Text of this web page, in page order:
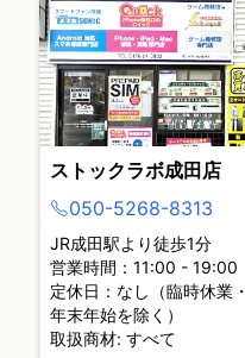
ストックラボ成田店
050-5268-8313
JR成田駅より徒歩1分
営業時間：11:00 - 19:00
定休日：なし（臨時休業・
年末年始を除く）
取扱商材: すべて